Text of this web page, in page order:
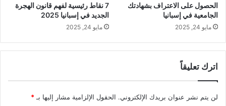
الحصول على الاعتراف بشهادتك
الجامعية في إسبانيا
مايو 24, 2025
7 نقاط رئيسية لفهم قانون الهجرة
الجديد في إسبانيا 2025
مايو 24, 2025
اترك تعليقاً
لن يتم نشر عنوان بريدك الإلكتروني. الحقول الإلزامية مشار إليها بـ *